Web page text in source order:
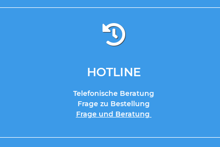
HOTLINE
Telefonische Beratung
Frage zu Bestellung
Frage und Beratung